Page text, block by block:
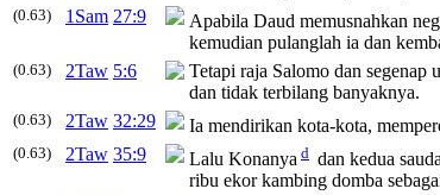
(0.63)
1Sam 27:9 Apabila Daud memusnahkan
kemudian pulanglah ia dan
(0.63) 2Taw 5:6
Tetapi raja Salomo dan
dan tidak terbilang banyaknya.
(0.63) 2Taw 32:29 Ia mendirikan kota-kota,
(0.63) 2Taw 35:9 Lalu Konanya d dan kedua
ribu ekor kambing domba